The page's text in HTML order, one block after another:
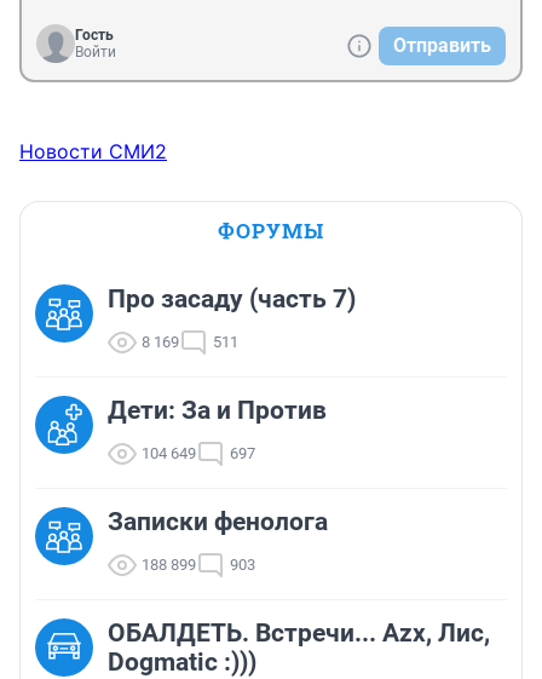
Гость
Войти
Отправить
Новости СМИ2
ФОРУМЫ
Про засаду (часть 7)
8 169 511
Дети: За и Против
104 649 697
Записки фенолога
188 899 903
ОБАЛДЕТЬ. Встречи... Azx, Лис,
Dogmatic :)))